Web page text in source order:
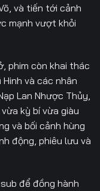
và tiến tới cảnh
mạnh vượt khỏi
phim còn khai thác
và các nhân
Lan Nhược Thủy,
kỳ bí vừa giàu
và bối cảnh hùng
động, phiêu lưu và
để đồng hành